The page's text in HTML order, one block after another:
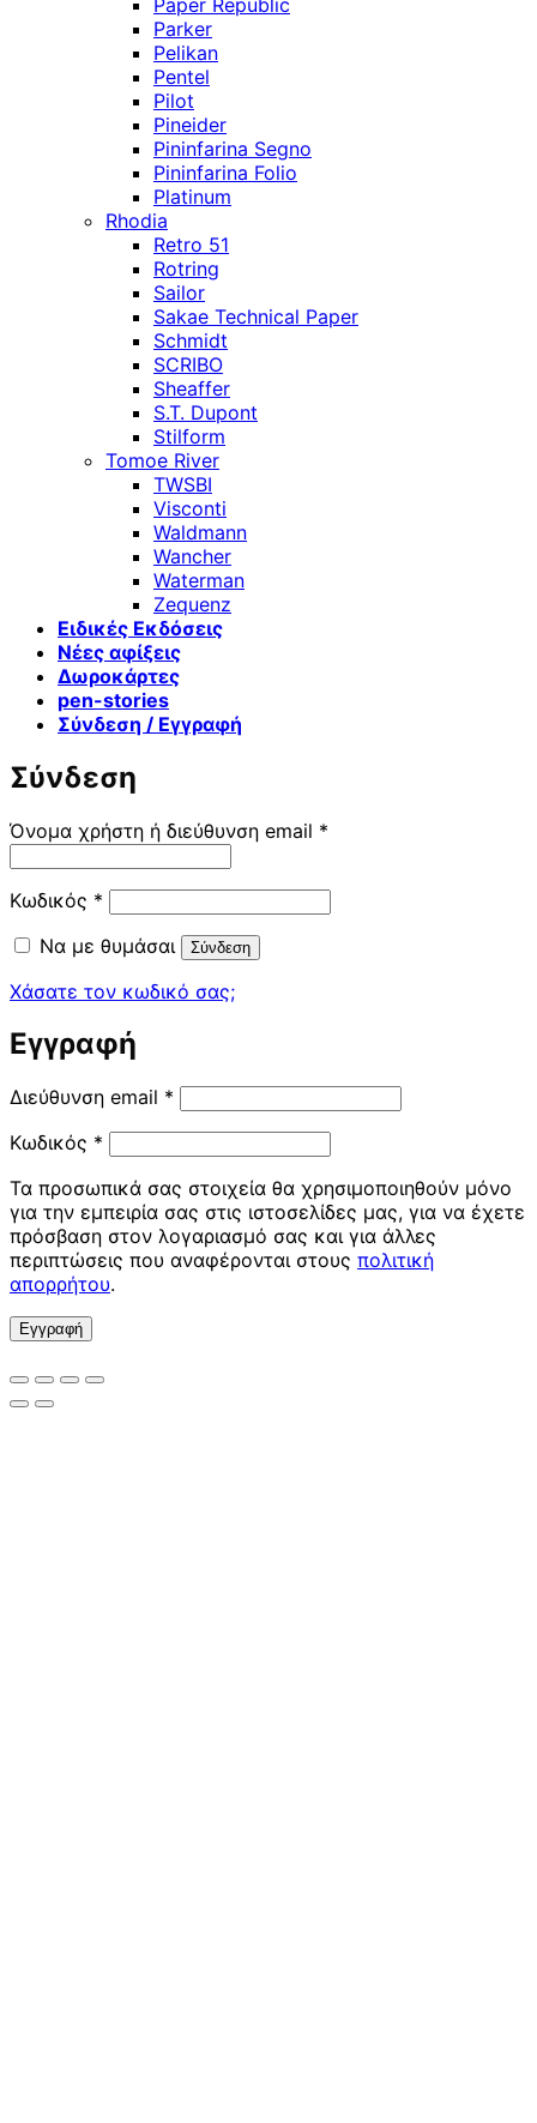
Parker
Pelikan
Pentel
Pilot
Pineider
Pininfarina Segno
Pininfarina Folio
Platinum
Rhodia
Retro 51
Rotring
Sailor
Sakae Technical Paper
Schmidt
SCRIBO
Sheaffer
S.T. Dupont
Stilform
Tomoe River
TWSBI
Visconti
Waldmann
Wancher
Waterman
Zequenz
Ειδικές Εκδόσεις
Νέες αφίξεις
Δωροκάρτες
pen-stories
Σύνδεση / Εγγραφή
Σύνδεση
Όνομα χρήστη ή διεύθυνση email *
Κωδικός * Απαιτείται
Να με θυμάσαι
Σύνδεση
Χάσατε τον κωδικό σας;
Εγγραφή
Διεύθυνση email *
Κωδικός *
Τα προσωπικά σας στοιχεία θα χρησιμοποιηθούν μόνο
για την εμπειρία σας στις ιστοσελίδες μας, για να έχετε
πρόσβαση στον λογαριασμό σας και για άλλες
περιπτώσεις που αναφέρονται στους πολιτική
απορρήτου.
Εγγραφή